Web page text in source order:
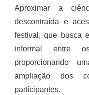
Aproximar a
descontraída e
festival, que busca
informal entre
proporcionando
ampliação dos
participantes.